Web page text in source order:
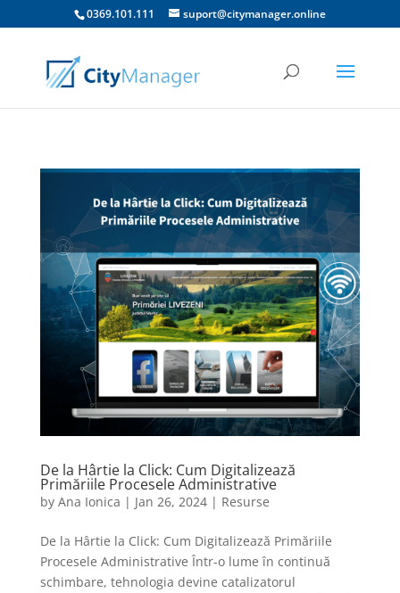
0369.101.111 suport@citymanager.online
De la Hârtie la Click: Cum Digitalizează
Primăriile Procesele Administrative
by Ana Ionica | Jan 26, 2024| Resurse
De la Hârtie la Click: Cum Digitalizează Primăriile
Procesele Administrative Într-o lume în continuă
schimbare, tehnologia devine catalizatorul